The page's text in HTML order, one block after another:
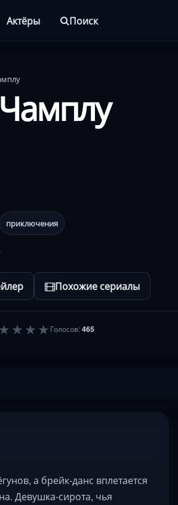
Актёры Поиск
приключения
Похожие сериалы
★★★★ Голосов:465
а брейк-данс вплетается
Девушка-сирота, чья